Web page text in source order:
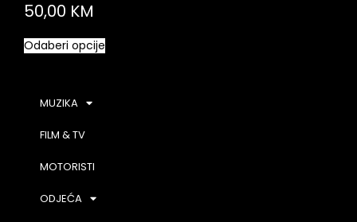
50,00 KM
Odaberi opcije
MUZIKA
FILM & TV
MOTORISTI
ODJEĆA